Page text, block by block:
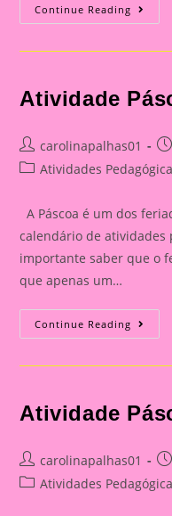
Continue Reading
Páscoa
Atividade
Post
author:
carolinapalhas01
PostAtividades
A Páscoa é um dos
calendário de atividades
importante saber que o
que apenas um…
Continue Reading
Páscoa
Atividade
Post
author:
carolinapalhas01
PostAtividades